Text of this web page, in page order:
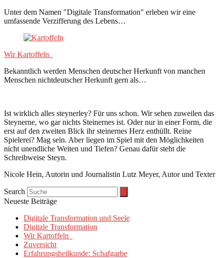
Unter dem Namen "Digitale Transformation" erleben wir eine
umfassende Verzifferung des Lebens…
Wir Kartoffeln
Bekanntlich werden Menschen deutscher Herkunft von manchen
Menschen nichtdeutscher Herkunft gern als…
Ist wirklich alles steynerley? Für uns schon. Wir sehen zuweilen das
Steynerne, wo gar nichts Steinernes ist. Oder nur in einer Form, die
erst auf den zweiten Blick ihr steinernes Herz enthüllt. Reine
Spielerei? Mag sein. Aber liegen im Spiel mit den Möglichkeiten
nicht unendliche Weiten und Tiefen? Genau dafür steht die
Schreibweise Steyn.
Nicole Hein, Autorin und Journalistin Lutz Meyer, Autor und Texter
Search
Neueste Beiträge
Digitale Transformation und Seele
Digitale Transformation
Wir Kartoffeln
Zuversicht
Erfahrungsheilkunde: Schafgarbe